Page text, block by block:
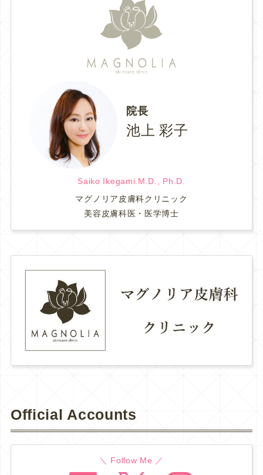
院長
池上 彩子
Saiko Ikegami.M.D., Ph.D.
マグノリア皮膚科クリニック
美容皮膚科医・医学博士
Official Accounts
＼ Follow Me ／